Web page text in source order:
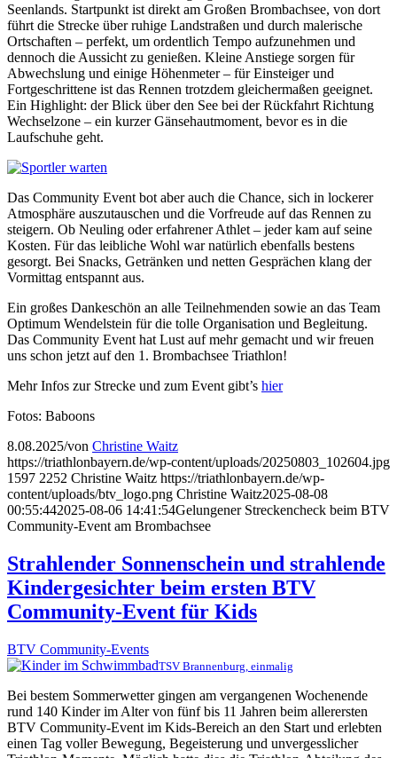
Seenlands. Startpunkt ist direkt am Großen Brombachsee, von dort
führt die Strecke über ruhige Landstraßen und durch malerische
Ortschaften – perfekt, um ordentlich Tempo aufzunehmen und
dennoch die Aussicht zu genießen. Kleine Anstiege sorgen für
Abwechslung und einige Höhenmeter – für Einsteiger und
Fortgeschrittene ist das Rennen trotzdem gleichermaßen geeignet.
Ein Highlight: der Blick über den See bei der Rückfahrt Richtung
Wechselzone – ein kurzer Gänsehautmoment, bevor es in die
Laufschuhe geht.
Das Community Event bot aber auch die Chance, sich in lockerer
Atmosphäre auszutauschen und die Vorfreude auf das Rennen zu
steigern. Ob Neuling oder erfahrener Athlet – jeder kam auf seine
Kosten. Für das leibliche Wohl war natürlich ebenfalls bestens
gesorgt. Bei Snacks, Getränken und netten Gesprächen klang der
Vormittag entspannt aus.
Ein großes Dankeschön an alle Teilnehmenden sowie an das Team
Optimum Wendelstein für die tolle Organisation und Begleitung.
Das Community Event hat Lust auf mehr gemacht und wir freuen
uns schon jetzt auf den 1. Brombachsee Triathlon!
Mehr Infos zur Strecke und zum Event gibt’s hier
Fotos: Baboons
8.08.2025/von Christine Waitz
https://triathlonbayern.de/wp-content/uploads/20250803_102604.jpg
1597 2252 Christine Waitz https://triathlonbayern.de/wp-
content/uploads/btv_logo.png Christine Waitz2025-08-08
00:55:442025-08-06 14:41:54Gelungener Streckencheck beim BTV
Community-Event am Brombachsee
Strahlender Sonnenschein und strahlende
Kindergesichter beim ersten BTV
Community-Event für Kids
BTV Community-Events
TSV Brannenburg, einmalig
Bei bestem Sommerwetter gingen am vergangenen Wochenende
rund 140 Kinder im Alter von fünf bis 11 Jahren beim allerersten
BTV Community-Event im Kids-Bereich an den Start und erlebten
einen Tag voller Bewegung, Begeisterung und unvergesslicher